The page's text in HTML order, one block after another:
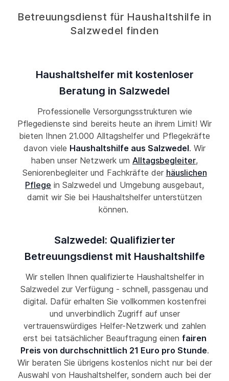
Betreuungsdienst für Haushaltshilfe in
Salzwedel finden
Haushaltshelfer mit kostenloser
Beratung in Salzwedel
Professionelle Versorgungsstrukturen wie
Pflegedienste sind bereits heute an ihrem Limit! Wir
bieten Ihnen 21.000 Alltagshelfer und Pflegekräfte
davon viele Haushaltshilfe aus Salzwedel. Wir
haben unser Netzwerk um Alltagsbegleiter,
Seniorenbegleiter und Fachkräfte der häuslichen
Pflege in Salzwedel und Umgebung ausgebaut,
damit wir Sie bei Haushaltshelfer unterstützen
können.
Salzwedel: Qualifizierter
Betreuungsdienst mit Haushaltshilfe
Wir stellen Ihnen qualifizierte Haushaltshelfer in
Salzwedel zur Verfügung - schnell, passgenau und
digital. Dafür erhalten Sie vollkommen kostenfrei
und unverbindlich Zugriff auf unser
vertrauenswürdiges Helfer-Netzwerk und zahlen
erst bei tatsächlicher Beauftragung einen fairen
Preis von durchschnittlich 21 Euro pro Stunde.
Wir beraten Sie übrigens kostenlos nicht nur bei der
Auswahl von Haushaltshelfer, sondern auch bei der